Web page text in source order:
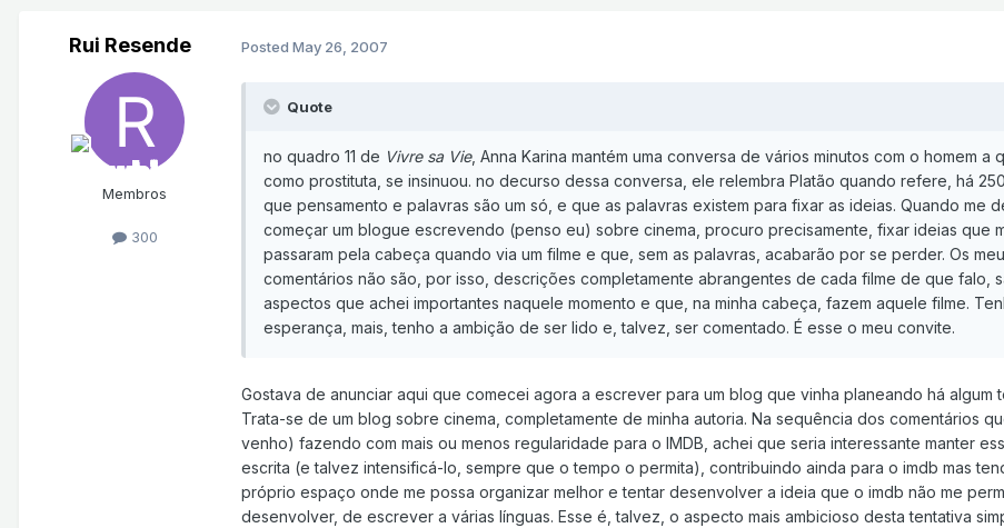
Rui Resende
Membros
300
Posted May 26, 2007
Quote
no quadro 11 de Vivre sa Vie, Anna Karina mantém uma conversa de vários minutos com o homem a
como prostituta, se insinuou. no decurso dessa conversa, ele relembra Platão quando refere, há
que pensamento e palavras são um só, e que as palavras existem para fixar as ideias. Quando me
começar um blogue escrevendo (penso eu) sobre cinema, procuro precisamente, fixar ideias que
passaram pela cabeça quando via um filme e que, sem as palavras, acabarão por se perder. Os
comentários não são, por isso, descrições completamente abrangentes de cada filme de que falo,
aspectos que achei importantes naquele momento e que, na minha cabeça, fazem aquele filme.
esperança, mais, tenho a ambição de ser lido e, talvez, ser comentado. É esse o meu convite.
Gostava de anunciar aqui que comecei agora a escrever para um blog que vinha planeando há algum
Trata-se de um blog sobre cinema, completamente de minha autoria. Na sequência dos comentários
venho) fazendo com mais ou menos regularidade para o IMDB, achei que seria interessante manter
escrita (e talvez intensificá-lo, sempre que o tempo o permita), contribuindo ainda para o imdb mas
próprio espaço onde me possa organizar melhor e tentar desenvolver a ideia que o imdb não me
desenvolver, de escrever a várias línguas. Esse é, talvez, o aspecto mais ambicioso desta tentativa